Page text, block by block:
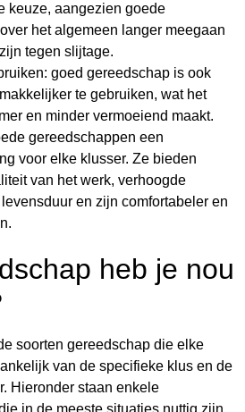
keuze, aangezien goede
het algemeen langer meegaan
tegen slijtage.
goed gereedschap is ook
te gebruiken, wat het
en minder vermoeiend maakt.
gereedschappen een
voor elke klusser. Ze bieden
van het werk, verhoogde
en zijn comfortabeler en
heb je nou
soorten gereedschap die elke
van de specifieke klus en de
Hieronder staan enkele
in de meeste situaties nuttig zijn.